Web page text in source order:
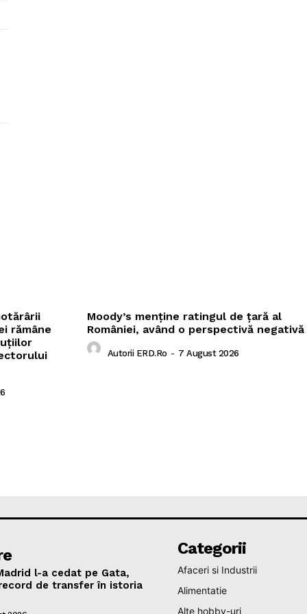
rămâne
Moody’s menține ratingul de țară al
României, având o perspectivă negativă
Autorii ERD.ro - 7 August 2026
l-a cedat pe Gata,
de transfer în istoria
Categorii
Afaceri si Industrii
Alimentatie
Alte hobby-uri